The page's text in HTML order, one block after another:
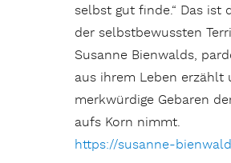
selbst gut finde.“ Das ist
der selbstbewussten
Susanne Bienwalds,
aus ihrem Leben erzählt
merkwürdige Gebaren
aufs Korn nimmt.
https://susanne-